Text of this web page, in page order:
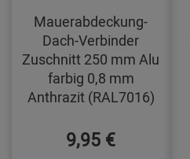
Mauerabdeckung-
Dach-Verbinder
Zuschnitt 250 mm Alu
farbig 0,8 mm
Anthrazit (RAL7016)
9,95 €